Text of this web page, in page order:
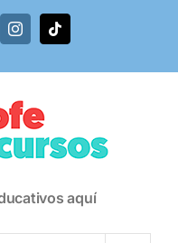
InstagramTiktok
aquí